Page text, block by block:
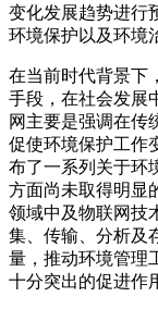
变化发展趋势进行
环境保护以及环境
在当前时代背景下
手段，在社会发展
网主要是强调在传
促使环境保护工作
布了一系列关于环
方面尚未取得明显
领域中及物联网技
集、传输、分析及
量，推动环境管理
十分突出的促进作